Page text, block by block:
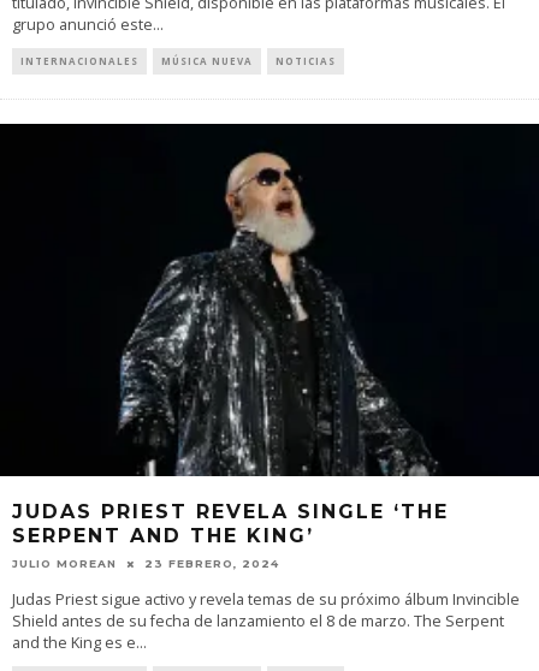
grupo anunció este...
INTERNACIONALES MÚSICA NUEVA NOTICIAS
JUDAS PRIEST REVELA SINGLE ‘THE
SERPENT AND THE KING’
JULIO MOREAN 23 FEBRERO, 2024
Judas Priest sigue activo y revela temas de su próximo álbum Invincible
Shield antes de su fecha de lanzamiento el 8 de marzo. The Serpent
and the King es e...